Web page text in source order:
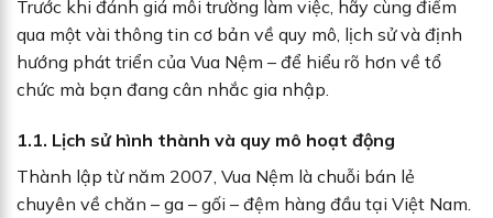
Trước khi đánh giá môi trường làm việc, hãy cùng điểm
qua một vài thông tin cơ bản về quy mô, lịch sử và định
hướng phát triển của Vua Nệm – để hiểu rõ hơn về tổ
chức mà bạn đang cân nhắc gia nhập.
1.1. Lịch sử hình thành và quy mô hoạt động
Thành lập từ năm 2007, Vua Nệm là chuỗi bán lẻ
chuyên về chăn – ga – gối – đệm hàng đầu tại Việt Nam.